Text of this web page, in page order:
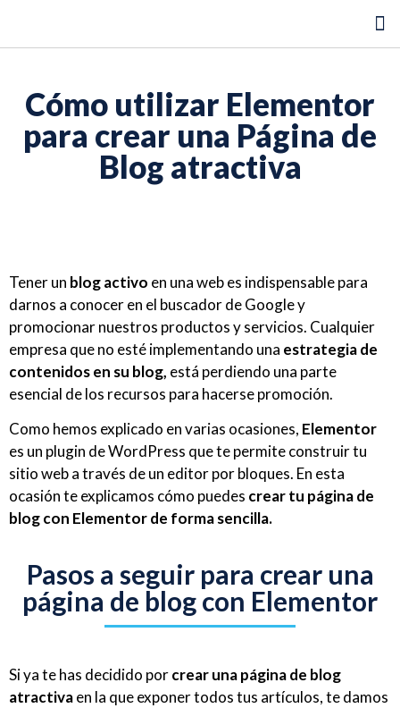
Cómo utilizar Elementor
para crear una Página de
Blog atractiva
Tener un blog activo en una web es indispensable para
darnos a conocer en el buscador de Google y
promocionar nuestros productos y servicios. Cualquier
empresa que no esté implementando una estrategia de
contenidos en su blog, está perdiendo una parte
esencial de los recursos para hacerse promoción.
Como hemos explicado en varias ocasiones, Elementor
es un plugin de WordPress que te permite construir tu
sitio web a través de un editor por bloques. En esta
ocasión te explicamos cómo puedes crear tu página de
blog con Elementor de forma sencilla.
Pasos a seguir para crear una
página de blog con Elementor
Si ya te has decidido porcrear una página de blog
atractivaen la que exponer todos tus artículos, te damos